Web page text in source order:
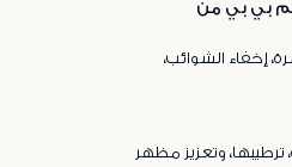
بي بي من
إخفاء الشوائب،
وتعزيز مظهر